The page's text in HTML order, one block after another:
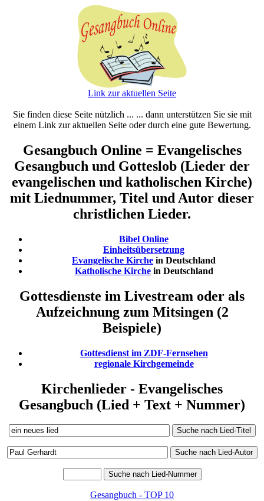
Link zur aktuellen Seite
Sie finden diese Seite nützlich ... ... dann unterstützen Sie sie mit
einem Link zur aktuellen Seite oder durch eine gute Bewertung.
Gesangbuch Online = Evangelisches
Gesangbuch und Gotteslob (Lieder der
evangelischen und katholischen Kirche)
mit Liednummer, Titel und Autor dieser
christlichen Lieder.
Bibel Online
Einheitsübersetzung
Evangelische Kirche in Deutschland
Katholische Kirchein Deutschland
Gottesdienste im Livestream oder als
Aufzeichnung zum Mitsingen (2
Beispiele)
Gottesdienst im ZDF-Fernsehen
regionale Kirchgemeinde
Kirchenlieder - Evangelisches
Gesangbuch (Lied + Text + Nummer)
Gesangbuch - TOP 10